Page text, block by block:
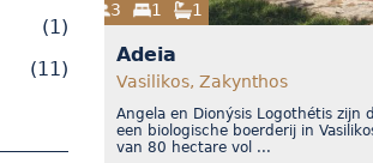
(1)
(11)
3 1 1
Adeia
Vasilikos, Zakynthos
Angela en Dionýsis Logothétis zijn
een biologische boerderij in
van 80 hectare vol ...